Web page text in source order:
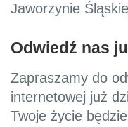
Jaworzynie
Odwiedź nas
Zapraszamy do
internetowej już
Twoje życie